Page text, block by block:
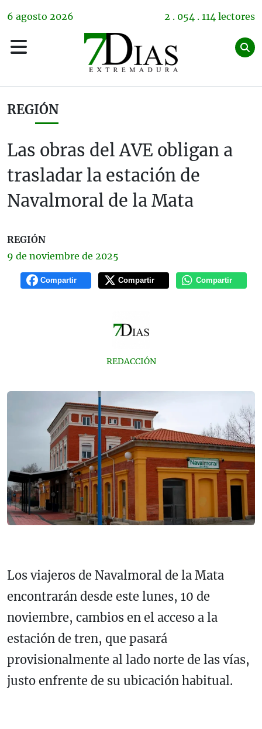
6 agosto 2026 2 . 054 . 114 lectores
REGIÓN
Las obras del AVE obligan a
trasladar la estación de
Navalmoral de la Mata
REGIÓN
9 de noviembre de 2025
Compartir Compartir Compartir
REDACCIÓN
Los viajeros de Navalmoral de la Mata
encontrarán desde este lunes, 10 de
noviembre, cambios en el acceso a la
estación de tren, que pasará
provisionalmente al lado norte de las vías,
justo enfrente de su ubicación habitual.